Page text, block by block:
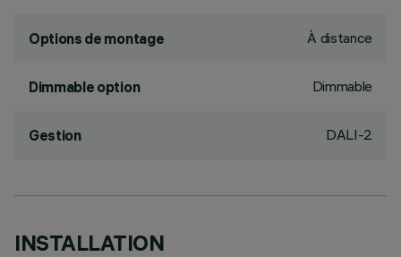
Options de montage À distance
Dimmable option Dimmable
Gestion DALI-2
INSTALLATION